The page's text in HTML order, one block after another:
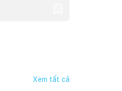
Xem tất cả